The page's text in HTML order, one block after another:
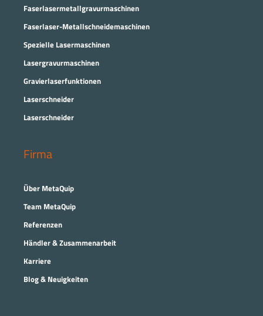
Faserlasermetallgravurmaschinen
Faserlaser-Metallschneidemaschinen
Spezielle Lasermaschinen
Lasergravurmaschinen
Gravierlaserfunktionen
Laserschneider
Laserschneider
Firma
Über MetaQuip
Team MetaQuip
Referenzen
Händler & Zusammenarbeit
Karriere
Blog & Neuigkeiten